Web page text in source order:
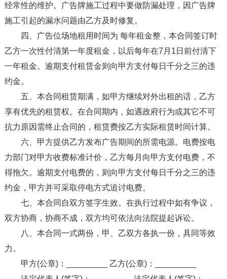
经常性的维护。广告牌施工过程中要做防漏处理，因广告牌
施工引起的漏水问题由乙方及时修复。
四、广告位场地租用时间为 每年租金整，本合同签订时
乙方一次性付清第一年度租金，以后每年在7月1日前付清下
一年租金。逾期支付租赁金则向甲方支付每日千分之三的违
约金。
五、本合同租赁期满，如甲方继续对外出租的话，乙方
享有优先的租赁权。在合同期内，如遇政府行为或其它不可
抗力原因需终止合同的，租赁费按乙方实际租赁时间计算。
六、甲方提供乙方发布广告期间的所需电源。电费按电
力部门对甲方收费标准计价，乙方每月向甲方支付电费，不
得拖欠。逾期支付电费的，则向甲方支付每日千分之三的违
约金，甲方并可采取停电方式追讨电费。
七、本合同自双方签字生效。在执行过程中如有争议，
双方协商，协商不成，双方均可依法向法院提起诉讼。
八、本合同一式两份，甲、乙双方各执一份，具同等效
力。
甲方(公章)：_________ 乙方(公章)：_________